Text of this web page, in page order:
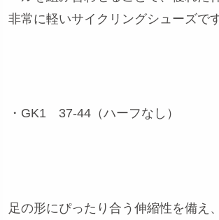
非常に軽いサイクリングシューズです
・GK1 37-44（ハーフなし）
足の形にぴったり合う伸縮性を備え